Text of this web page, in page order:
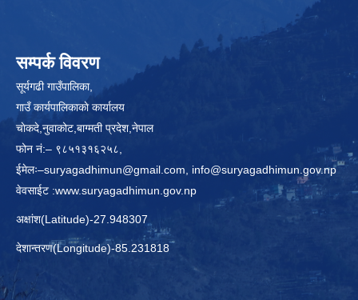
सम्पर्क विवरण
सूर्यगढी गाउँपालिका,
गाउँ कार्यपालिकाकाे कार्यालय
चाेकदे,नुवाकोट,बाग्मती प्रदेश,नेपाल
फोन नं:– ९८५१३१६२५८,
ईमेलः–suryagadhimun@gmail.com, info@suryagadhimun.gov.np
वेवसाईट :www.suryagadhimun.gov.np
अक्षांश(Latitude)-27.948307
देशान्तरण(Longitude)-85.231818